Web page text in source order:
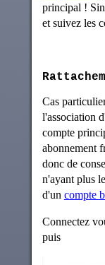
principal !
et suivez les
Cas
l'association
compte
abonnement
donc de
n'ayant plus
d'un compte
Connectez
puis